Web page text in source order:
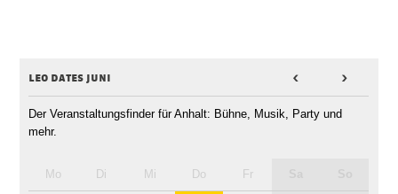
leo dates juni < >
Der Veranstaltungsfinder für Anhalt: Bühne, Musik, Party und
mehr.
Mo Di Mi Do Fr